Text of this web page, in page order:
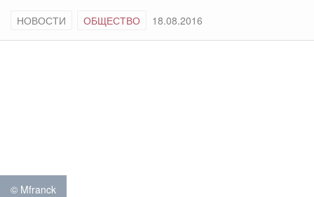
НОВОСТИ ОБЩЕСТВО 18.08.2016
© Mfranck